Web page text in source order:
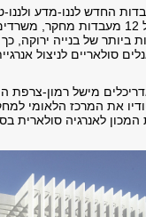
הבניין יכיל 12 מעבדות
ביותר של בנייה ירוקה, כך
סולאריים לניצול
מישל רמון-צרפת הוא
את המרכז הלאומי
המכון לאנרגיה סולארית